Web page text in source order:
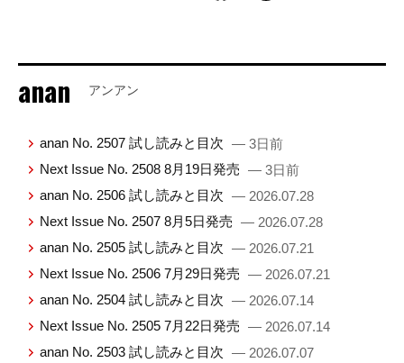
anan アンアン
anan No. 2507 試し読みと目次 — 3日前
Next Issue No. 2508 8月19日発売 — 3日前
anan No. 2506 試し読みと目次 — 2026.07.28
Next Issue No. 2507 8月5日発売 — 2026.07.28
anan No. 2505 試し読みと目次 — 2026.07.21
Next Issue No. 2506 7月29日発売 — 2026.07.21
anan No. 2504 試し読みと目次 — 2026.07.14
Next Issue No. 2505 7月22日発売 — 2026.07.14
anan No. 2503 試し読みと目次 — 2026.07.07